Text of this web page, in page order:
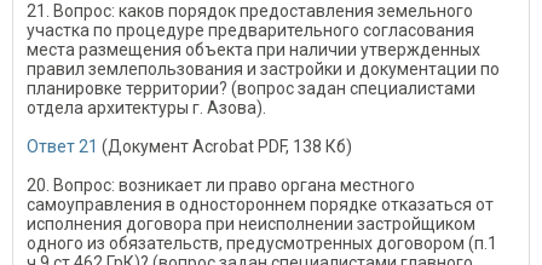
21. Вопрос: каков порядок предоставления земельного
участка по процедуре предварительного согласования
места размещения объекта при наличии утвержденных
правил землепользования и застройки и документации по
планировке территории? (вопрос задан специалистами
отдела архитектуры г. Азова).
Ответ 21 (Документ Acrobat PDF, 138 Кб)
20. Вопрос: возникает ли право органа местного
самоуправления в одностороннем порядке отказаться от
исполнения договора при неисполнении застройщиком
одного из обязательств, предусмотренных договором (п.1